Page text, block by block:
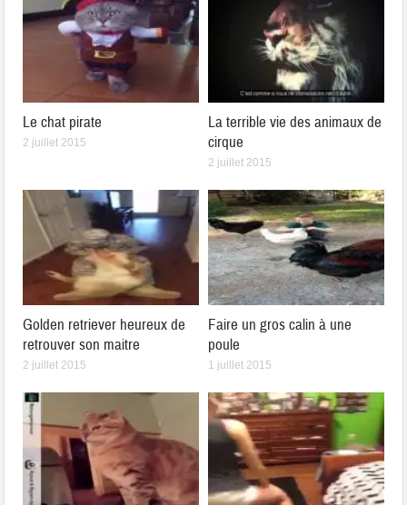
Le chat pirate
2 juillet 2015
La terrible vie des animaux de
cirque
2 juillet 2015
Golden retriever heureux de
retrouver son maitre
2 juillet 2015
Faire un gros calin à une
poule
1 juillet 2015